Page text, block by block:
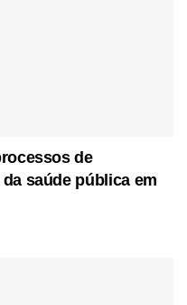
de
saúde pública em